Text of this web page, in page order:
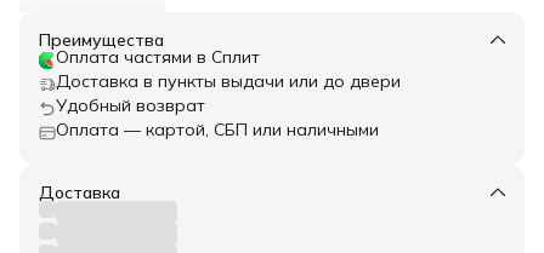
Преимущества
Оплата частями в Сплит
Доставка в пункты выдачи или до двери
Удобный возврат
Оплата — картой, СБП или наличными
Доставка